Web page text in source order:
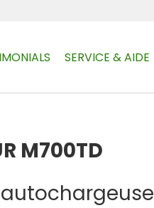
SERVICE & AIDE
M700TD